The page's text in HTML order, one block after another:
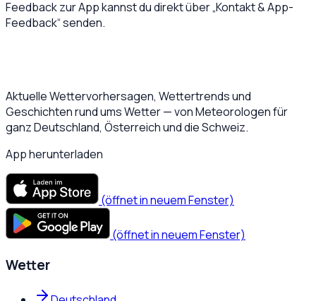
Feedback zur App kannst du direkt über „Kontakt & App-
Feedback“ senden.
Aktuelle Wettervorhersagen, Wettertrends und
Geschichten rund ums Wetter — von Meteorologen für
ganz Deutschland, Österreich und die Schweiz.
App herunterladen
(öffnet in neuem Fenster)
(öffnet in neuem Fenster)
Wetter